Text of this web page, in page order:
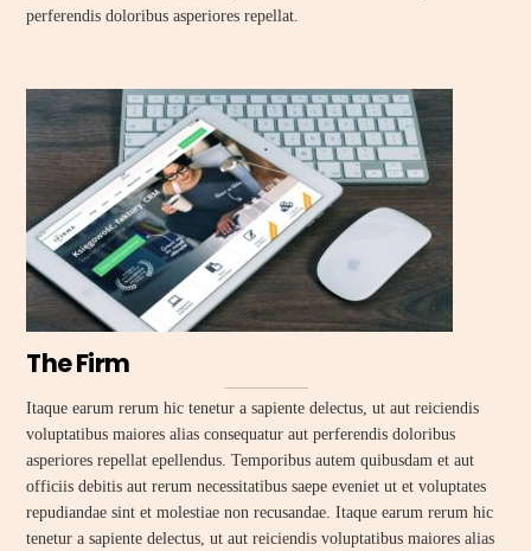
perferendis doloribus asperiores repellat.
The Firm
Itaque earum rerum hic tenetur a sapiente delectus, ut aut reiciendis
voluptatibus maiores alias consequatur aut perferendis doloribus
asperiores repellat epellendus. Temporibus autem quibusdam et aut
officiis debitis aut rerum necessitatibus saepe eveniet ut et voluptates
repudiandae sint et molestiae non recusandae. Itaque earum rerum hic
tenetur a sapiente delectus, ut aut reiciendis voluptatibus maiores alias